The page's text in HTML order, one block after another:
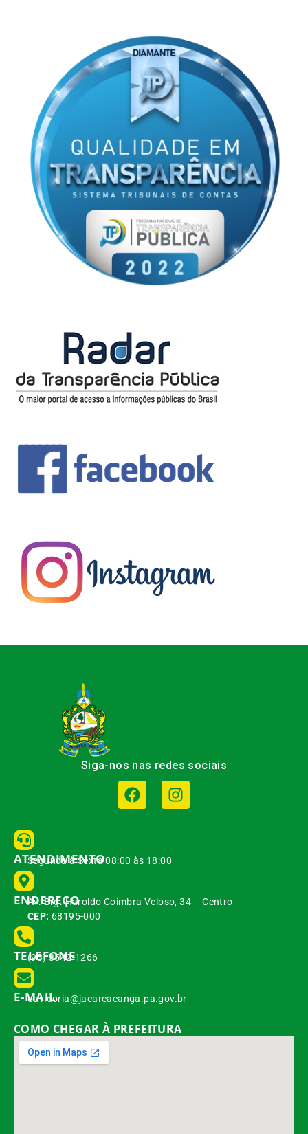
Siga-nos nas redes sociais
ATENDIMENTO
Segunda à Sexta 08:00 às 18:00
ENDEREÇO
Av. Brg. Haroldo Coimbra Veloso, 34 – Centro
CEP: 68195-000
TELEFONE
(93) 3542-1266
E-MAIL
ouvidoria@jacareacanga.pa.gov.br
COMO CHEGAR À PREFEITURA